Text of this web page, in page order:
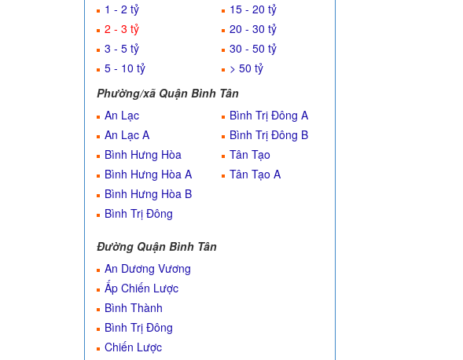
1 - 2 tỷ
2 - 3 tỷ
3 - 5 tỷ
5 - 10 tỷ
15 - 20 tỷ
20 - 30 tỷ
30 - 50 tỷ
> 50 tỷ
Phường/xã Quận Bình Tân
An Lạc
An Lạc A
Bình Hưng Hòa
Bình Hưng Hòa A
Bình Hưng Hòa B
Bình Trị Đông
Bình Trị Đông A
Bình Trị Đông B
Tân Tạo
Tân Tạo A
Đường Quận Bình Tân
An Dương Vương
Ấp Chiến Lược
Bình Thành
Bình Trị Đông
Chiến Lược